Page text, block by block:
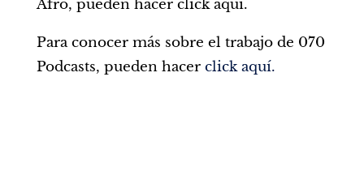
Afro, pueden hacer click aquí.
Para conocer más sobre el trabajo de 070
Podcasts, pueden hacer click aquí.